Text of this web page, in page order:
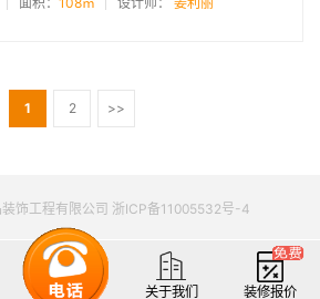
1 2 >>
饰工程有限公司 浙ICP备11005532号-4
关于我们 装修报价